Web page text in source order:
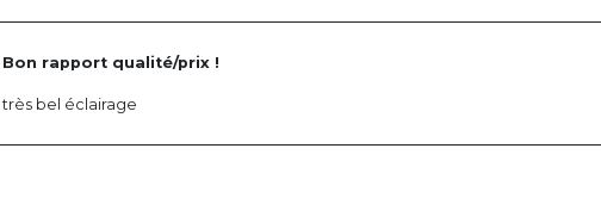
Bon rapport qualité/prix !
très bel éclairage